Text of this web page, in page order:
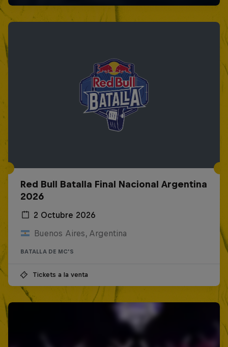
Red Bull Batalla Final Nacional Argentina
2026
2 Octubre 2026
Buenos Aires, Argentina
BATALLA DE MC'S
Tickets a la venta